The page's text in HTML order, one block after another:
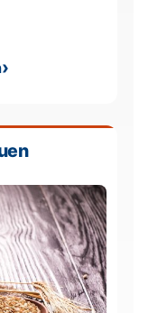
der Welt